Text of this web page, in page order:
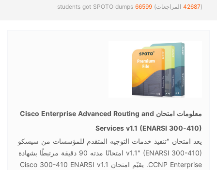
(
42687 المراجعات)
معلومات امتحان Cisco Enterprise Advanced Routing and
Services v1.1 (ENARSl 300-410)
يعد امتحان "تنفيذ خدمات التوجيه المتقدم للمؤسسات من سيسكو
v1.1" (ENARSl 300-410) امتحانًا مدته 90 دقيقة مرتبطًا بشهادة
CCNP Enterprise. يقيّم امتحان Cisco 300-410 ENARSI v1.1